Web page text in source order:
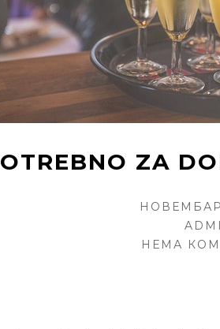
ZA
POSTED
НЕМА